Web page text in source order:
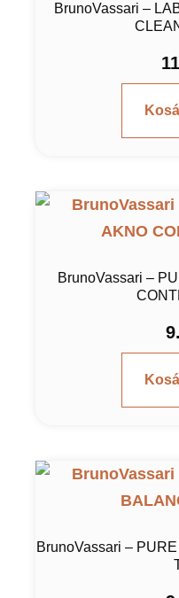
BrunoVassari –
BrunoVassari –
BrunoVassari –